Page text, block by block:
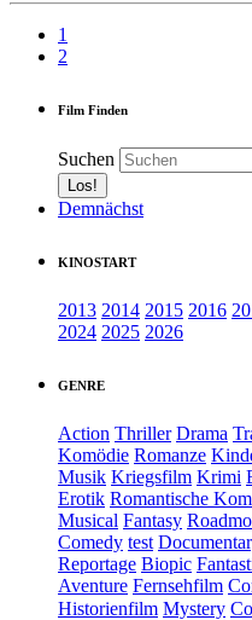
1
2
Film Finden
Suchen
Demnächst
KINOSTART
2013 2014 2015 2016
2024 2025 2026
GENRE
Action Thriller Drama
Komödie Romanze
Musik Kriegsfilm Krimi
Erotik Romantische
Musical Fantasy
Comedy test
Reportage Biopic
Aventure Fernsehfilm
Historienfilm Mystery